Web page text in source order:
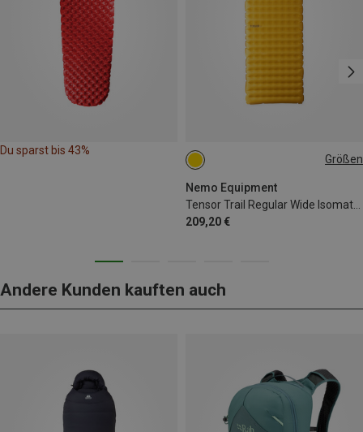
Du sparst bis 43%
Größen
Nemo Equipment
209,20 €
183X64CM
Andere Kunden kauften auch